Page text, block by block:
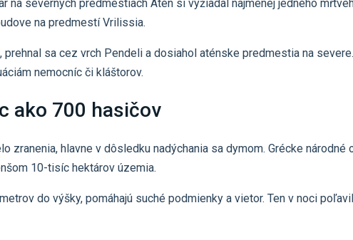
na severných predmestiach Atén si vyžiadal najmenej jedného
na predmestí Vrilissia.
sa cez vrch Pendeli a dosiahol aténske predmestia na
nemocníc či kláštorov.
ako 700 hasičov
zranenia, hlavne v dôsledku nadýchania sa dymom. Grécke
10-tisíc hektárov územia.
do výšky, pomáhajú suché podmienky a vietor. Ten v noci